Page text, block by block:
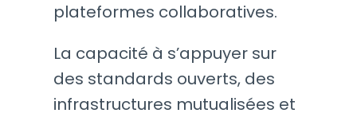
plateformes collaboratives.
La capacité à s’appuyer sur
des standards ouverts, des
infrastructures mutualisées et